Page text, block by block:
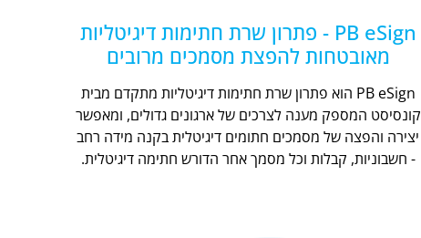
PB eSign - פתרון שרת חתימות דיגיטליות
מאובטחות להפצת מסמכים מרובים
PB eSign הוא פתרון שרת חתימות דיגיטליות מתקדם מבית
קונסיסט המספק מענה לצרכים של ארגונים גדולים, ומאפשר
יצירה והפצה של מסמכים חתומים דיגיטלית בקנה מידה רחב
- חשבוניות, קבלות וכל מסמך אחר הדורש חתימה דיגיטלית.